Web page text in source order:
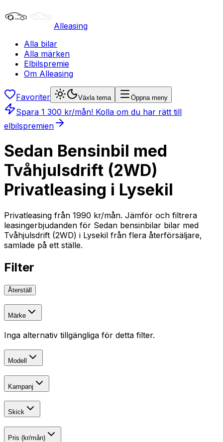
Alleasing
Alla bilar
Alla märken
Elbilspremie
Om Alleasing
Favoriter Växla tema Öppna meny
Spara 1 300 kr/mån! Kolla om du har rätt till
elbilspremien
Sedan Bensinbil med
Tvåhjulsdrift (2WD)
Privatleasing i Lysekil
Privatleasing från 1990 kr/mån. Jämför och filtrera
leasingerbjudanden för Sedan bensinbilar bilar med
Tvåhjulsdrift (2WD) i Lysekil från flera återförsäljare,
samlade på ett ställe.
Filter
Återställ
Märke
Inga alternativ tillgängliga för detta filter.
Modell
Kampanj
Skick
Pris (kr/mån)